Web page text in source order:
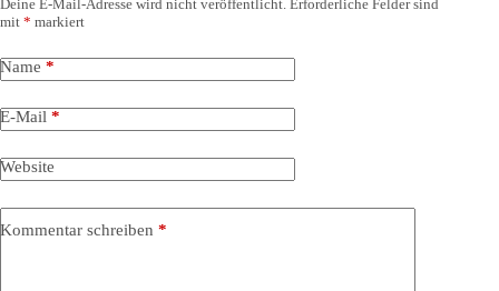
Deine E-Mail-Adresse wird nicht veröffentlicht. Erforderliche Felder sind
mit * markiert
Name *
E-Mail *
Website
Kommentar schreiben *